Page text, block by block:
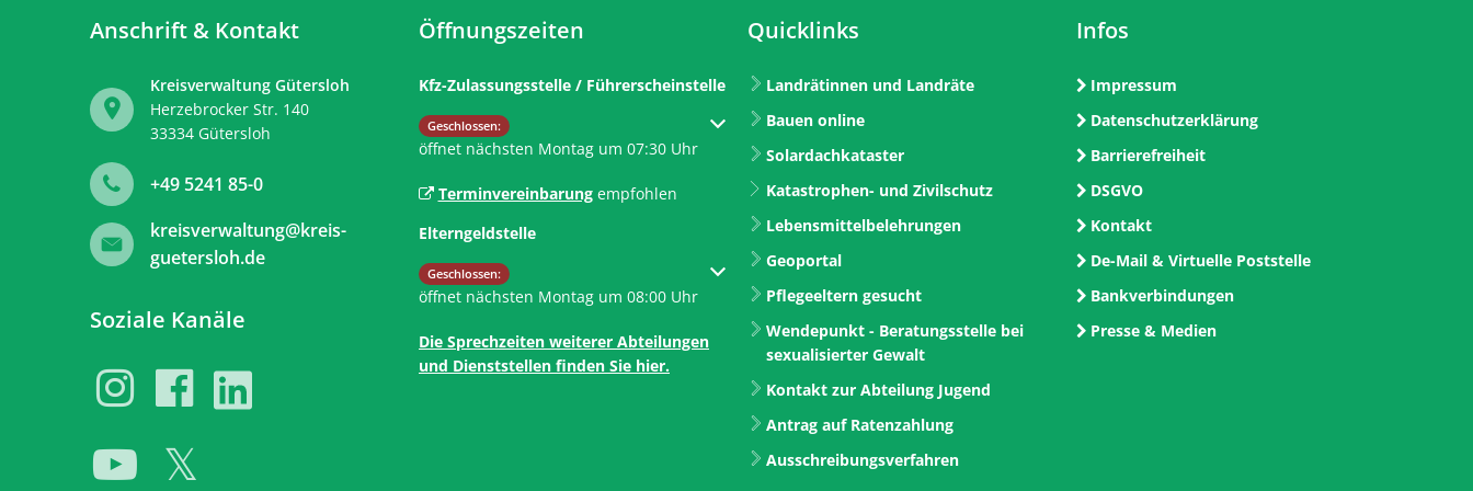
Anschrift & Kontakt
Kreisverwaltung Gütersloh
Herzebrocker Str. 140
33334 Gütersloh
+49 5241 85-0
kreisverwaltung@kreis-
guetersloh.de
Soziale Kanäle
Öffnungszeiten
Kfz-Zulassungsstelle / Führerscheinstelle
Klicken, um weitere Öffnungs- oder Schließzeiten auszublenden
Geschlossen:
öffnet nächsten Montag um 07:30 Uhr
Terminvereinbarungempfohlen
Elterngeldstelle
Klicken, um weitere Öffnungs- oder Schließzeiten auszublenden
Geschlossen:
öffnet nächsten Montag um 08:00 Uhr
Die Sprechzeiten weiterer Abteilungen
und Dienststellen finden Sie hier.
Quicklinks
Landrätinnen und Landräte
Bauen online
Solardachkataster
Katastrophen- und Zivilschutz
Lebensmittelbelehrungen
Geoportal
Pflegeeltern gesucht
Wendepunkt - Beratungsstelle bei
sexualisierter Gewalt
Kontakt zur Abteilung Jugend
Antrag auf Ratenzahlung
Ausschreibungsverfahren
Infos
Impressum
Datenschutzerklärung
Barrierefreiheit
DSGVO
Kontakt
De-Mail & Virtuelle Poststelle
Bankverbindungen
Presse & Medien